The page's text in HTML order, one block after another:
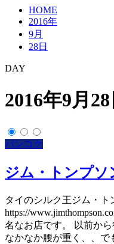
HOME
2016年
9月
28日
DAY
2016年9月28
バンコク
ジム・トンプソ
タイのシルク王ジム・ト
https://
名なお店です。 以前か
なかなか腰が重く、、で